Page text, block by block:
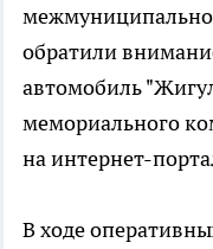
обратили
автомобиль
мемориального
на интернет-
В ходе